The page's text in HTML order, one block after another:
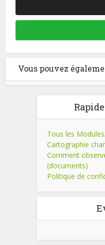
Vous pouvez
Tous les
Cartographie
Comment
(documents)
Politique de